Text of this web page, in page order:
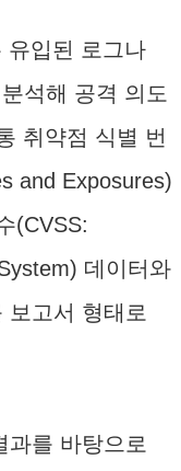
유입된 로그나
석해 공격 의도
취약점 식별 번
and Exposures)
(CVSS:
데이터와
보고서 형태로
과를 바탕으로